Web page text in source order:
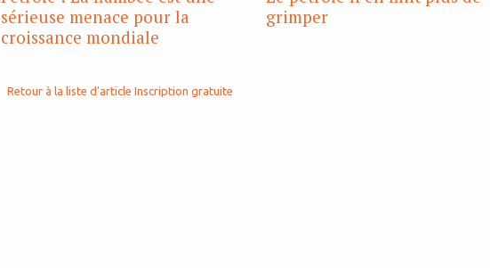
sérieuse menace pour la
croissance mondiale
grimper
Retour à la liste d'article Inscription gratuite